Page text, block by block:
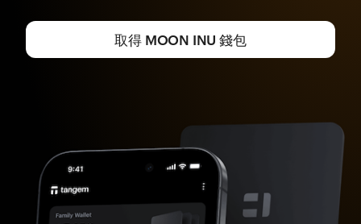
取得 MOON INU 錢包